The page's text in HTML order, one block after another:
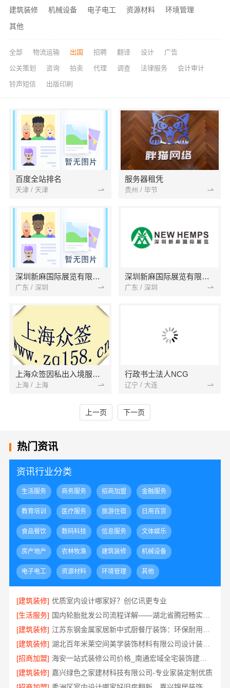
建筑装修
机械设备 电子电工 资源材料
环境管理
其他
全部 物流运输 出国 招聘 翻译 设计 广告
公关策划 咨询 拍卖 代理 调查 法律服务 会计审计
铃声短信 出版印刷
百度全站排名
天津 / 天津
服务器租凭
贵州 / 毕节
深圳新麻国际展览有限公司
广东 / 深圳
深圳新麻国际展览有限公司
广东 / 深圳
上海众签因私出入境服务有限公司
上海 / 上海
行政书士法人NCG
辽宁 / 大连
上一页 下一页
热门资讯
资讯行业分类
生活服务 商务服务 招商加盟 金融服务
教育培训 医疗服务 旅游住宿 日用百货
食品餐饮 数码科技 信息服务 文体娱乐
房产地产 农林牧渔 建筑装修 机械设备
电子电工 资源材料 环境管理 其他
[建筑装修] 优质室内设计哪家好？创亿讯更专业
[生活服务]
[建筑装修]
[建筑装修]
湖北百年米莱空间美学装饰材料有限公司设计装修大平层实景案例
[招商加盟]
海安一站式装修公司价格_南通宏域全宅装饰建材有限公司
[建筑装修] 嘉兴绿色之家建材科技有限公司-专业家装定制优质